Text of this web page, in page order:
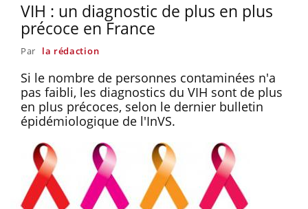
VIH : un diagnostic de plus en plus
précoce en France
Par la rédaction
Si le nombre de personnes contaminées n'a
pas faibli, les diagnostics du VIH sont de plus
en plus précoces, selon le dernier bulletin
épidémiologique de l'InVS.